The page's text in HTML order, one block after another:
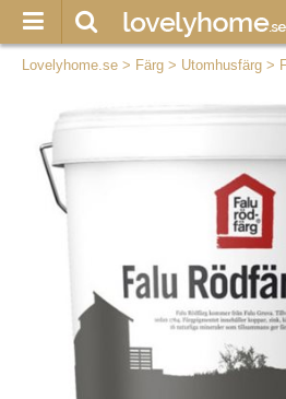
Lovelyhome.se > Färg > Utomhusfärg >